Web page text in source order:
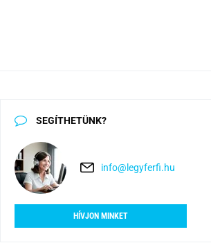
SEGÍTHETÜNK?
info@legyferfi.hu
HÍVJON MINKET